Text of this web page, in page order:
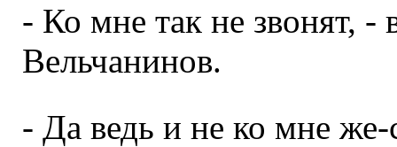
- Ко мне так не звонят, -
Вельчанинов.
- Да ведь и не ко мне